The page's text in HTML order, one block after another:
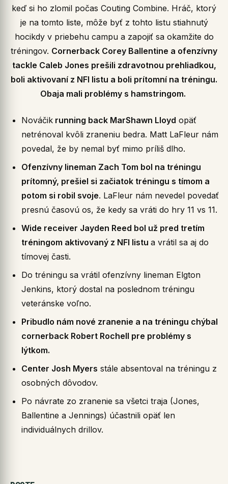
keď si ho zlomil počas Couting Combine. Hráč, ktorý
je na tomto liste, môže byť z tohto listu stiahnutý
hocikdy v priebehu campu a zapojiť sa okamžite do
tréningov. Cornerback Corey Ballentine a ofenzívny
tackle Caleb Jones prešili zdravotnou prehliadkou,
boli aktivovaní z NFI listu a boli prítomní na tréningu.
Obaja mali problémy s hamstringom.
Nováčikrunning back MarShawn Lloyd opäť
netrénoval kvôli zraneniu bedra. Matt LaFleur nám
povedal, že by nemal byť mimo príliš dlho.
Ofenzívny lineman Zach Tom bol na tréningu
prítomný, prešiel si začiatok tréningu s tímom a
potom si robil svoje. LaFleur nám nevedel povedať
presnú časovú os, že kedy sa vráti do hry 11 vs 11.
Wide receiver Jayden Reed bol už pred tretím
tréningom aktivovaný z NFI listu a vrátil sa aj do
tímovej časti.
Do tréningu sa vrátil ofenzívny lineman Elgton
Jenkins, ktorý dostal na poslednom tréningu
veteránske voľno.
Pribudlo nám nové zranenie a na tréningu chýbal
cornerback Robert Rochell pre problémy s
lýtkom.
Center Josh Myers stále absentoval na tréningu z
osobných dôvodov.
Po návrate zo zranenie sa všetci traja (Jones,
Ballentine a Jennings) účastnili opäť len
individuálnych drillov.